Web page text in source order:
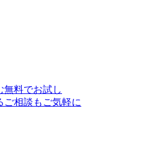
無料でお試し
ご相談もご気軽に